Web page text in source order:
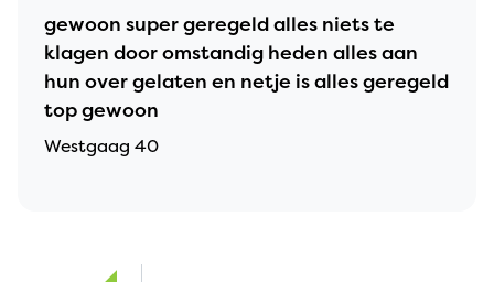
gewoon super geregeld alles niets te
klagen door omstandig heden alles aan
hun over gelaten en netje is alles geregeld
top gewoon
Westgaag 40